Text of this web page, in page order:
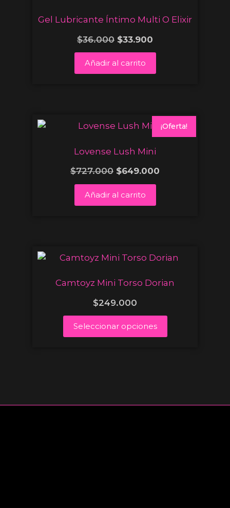
Gel Lubricante Íntimo Multi O Elixir
$36.000 $33.900
Añadir al carrito
¡Oferta!
Lovense Lush Mini
$727.000 $649.000
Añadir al carrito
Camtoyz Mini Torso Dorian
$249.000
Seleccionar opciones